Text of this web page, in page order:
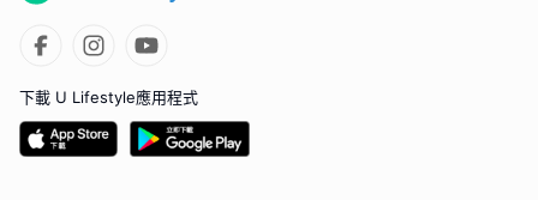
下載 U Lifestyle應用程式